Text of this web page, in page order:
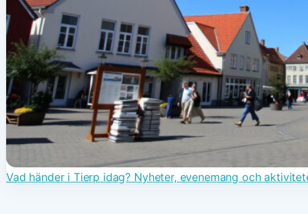
Vad händer i Tierp idag? Nyheter, evenemang och